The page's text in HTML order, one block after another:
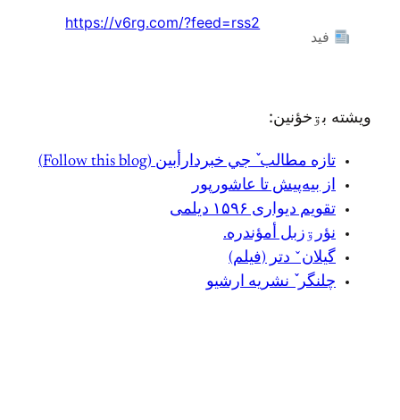
فيد
https://v6rg.com/?feed=rss2
ويشته بۊخؤنين:
تازه مطالب ٚ جي خبردارأبين (Follow this blog)
از بیه‌پیش تا عاشورپور
تقویم دیواری ۱۵۹۶ دیلمی
نؤرۊزبل أمؤندره.
گیلانˇ دتر (فیلم)
چلنگر ٚ نشريه ارشيو